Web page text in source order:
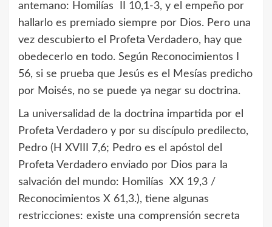
antemano: Homilías II 10,1-3, y el empeño por
hallarlo es premiado siempre por Dios. Pero una
vez descubierto el Profeta Verdadero, hay que
obedecerlo en todo. Según Reconocimientos I
56, si se prueba que Jesús es el Mesías predicho
por Moisés, no se puede ya negar su doctrina.
La universalidad de la doctrina impartida por el
Profeta Verdadero y por su discípulo predilecto,
Pedro (H XVIII 7,6; Pedro es el apóstol del
Profeta Verdadero enviado por Dios para la
salvación del mundo: Homilías XX 19,3 /
Reconocimientos X 61,3.), tiene algunas
restricciones: existe una comprensión secreta